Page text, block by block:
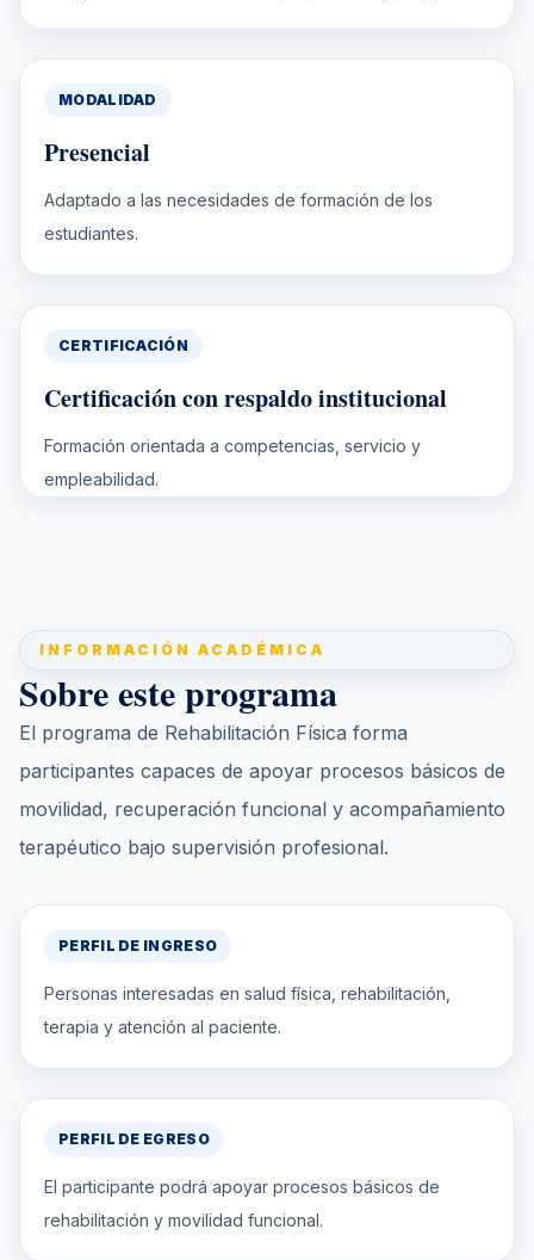
MODALIDAD
Presencial
Adaptado a las necesidades de formación de los
estudiantes.
CERTIFICACIÓN
Certificación con respaldo institucional
Formación orientada a competencias, servicio y
empleabilidad.
INFORMACIÓN ACADÉMICA
Sobre este programa
El programa de Rehabilitación Física forma
participantes capaces de apoyar procesos básicos de
movilidad, recuperación funcional y acompañamiento
terapéutico bajo supervisión profesional.
PERFIL DE INGRESO
Personas interesadas en salud física, rehabilitación,
terapia y atención al paciente.
PERFIL DE EGRESO
El participante podrá apoyar procesos básicos de
rehabilitación y movilidad funcional.